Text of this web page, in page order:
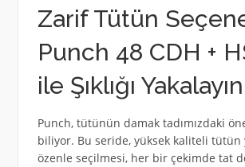
Zarif Tütün
Punch 48 CDH +
ile Şıklığı Yakalayın
Punch, tütünün damak tadımızdaki
biliyor. Bu seride, yüksek kaliteli tütün
özenle seçilmesi, her bir çekimde tat